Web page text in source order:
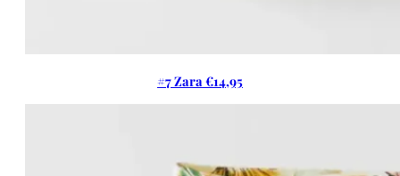
#7 Zara €14,95